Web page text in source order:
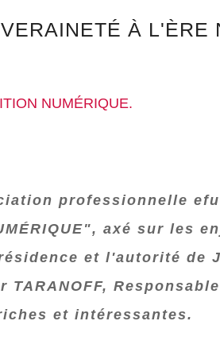
À L'ÈRE
NUMÉRIQUE.
professionnelle
axé sur les
et l'autorité de
et intéressantes.